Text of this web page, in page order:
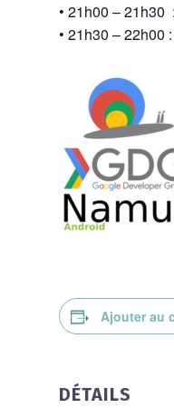
• 21h00 – 21h30
• 21h30 – 22h00
Ajouter au
DÉTAILS